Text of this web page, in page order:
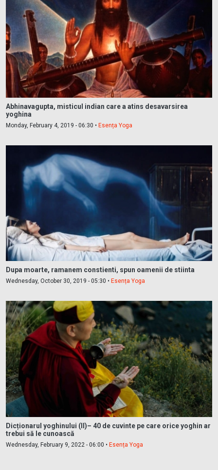
Abhinavagupta, misticul indian care a atins desavarsirea
yoghina
Monday, February 4, 2019 - 06:30 • Esența Yoga
Dupa moarte, ramanem constienti, spun oamenii de stiinta
Wednesday, October 30, 2019 - 05:30 • Esența Yoga
Dicționarul yoghinului (II)– 40 de cuvinte pe care orice yoghin ar
trebui să le cunoască
Wednesday, February 9, 2022 - 06:00 • Esența Yoga